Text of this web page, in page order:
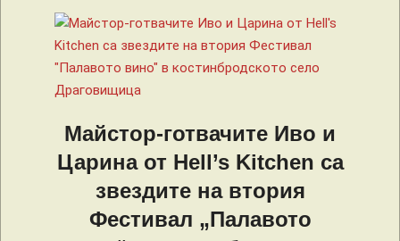
Майстор-готвачите Иво и
Царина от Hell’s Kitchen са
звездите на втория
Фестивал „Палавото